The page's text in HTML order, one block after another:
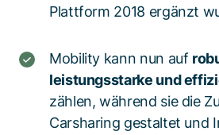
Plattform 2018 ergänzt
Mobility kann nun auf
leistungsstarke und
zählen, während sie die
Carsharing gestaltet und